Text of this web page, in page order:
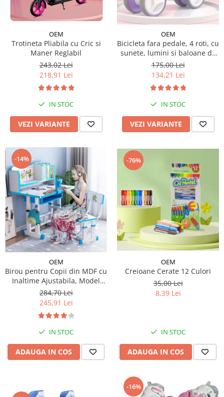
Micul explorator
Pictura, modelaj si accesorii
Tarcuri si corturi
Tarc joaca copii
Tarc joaca bebe
Tarc joaca cu bile
Corturi copii
OEM
Trotineta Pliabila cu Cric si
Maner Reglabil
243,02 Lei
218,91 Lei
IN STOC
VEZI VARIANTE
OEM
Bicicleta fara pedale, 4 roti, cu
sunete, lumini si baloane de
sapun
175,00 Lei
134,21 Lei
IN STOC
VEZI VARIANTE
-14%
OEM
Birou pentru Copii din MDF cu
Inaltime Ajustabila, Model
Astronaut
284,70 Lei
245,91 Lei
IN STOC
ADAUGA IN COS
-76%
OEM
Creioane Cerate 12 Culori
35,00 Lei
8,39 Lei
IN STOC
ADAUGA IN COS
-16%